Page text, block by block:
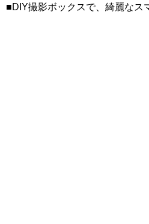
■DIY撮影ボックスで、綺麗なス